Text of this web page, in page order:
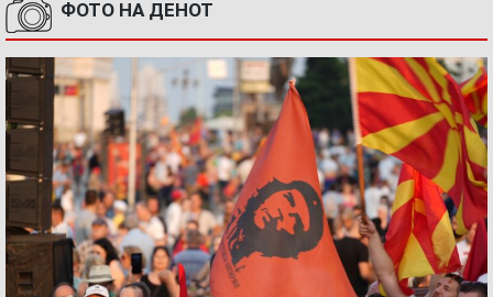
ФОТО НА ДЕНОТ